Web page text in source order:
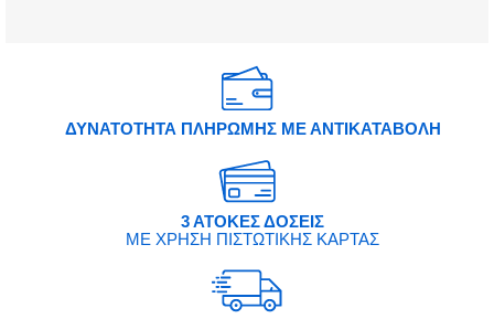
ΔΥΝΑΤΟΤΗΤΑ ΠΛΗΡΩΜΗΣ ΜΕ ΑΝΤΙΚΑΤΑΒΟΛΗ
3 ΑΤΟΚΕΣ ΔΟΣΕΙΣ
ΜΕ ΧΡΗΣΗ ΠΙΣΤΩΤΙΚΗΣ ΚΑΡΤΑΣ